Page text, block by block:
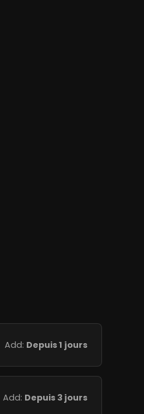
Add: Depuis 1 jours
Add: Depuis 3 jours